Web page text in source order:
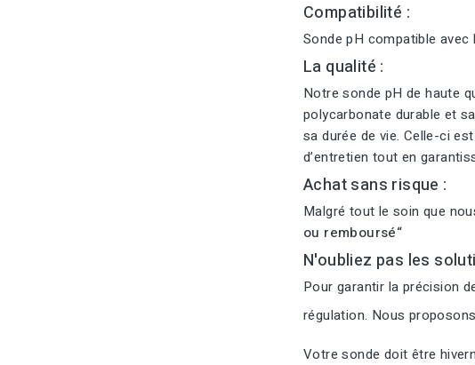
Compatibilité :
Sonde pH compatible avec
La qualité :
Notre sonde pH de haute
polycarbonate durable et
sa durée de vie. Celle-ci
d’entretien tout en
Achat sans risque :
Malgré tout le soin que
ou remboursé“
N'oubliez pas les
Pour garantir la précision
régulation. Nous
Votre sonde doit être